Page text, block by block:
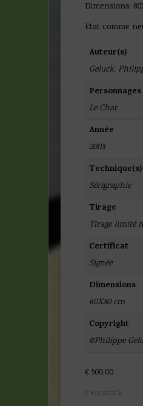
Dimensions:
Etat comme
Auteur(s)
Geluck,
Personnages
Le Chat
Année
2003
Technique(s)
Sérigraphie
Tirage
Tirage limité
Certificat
Signée
Dimensions
60X80 cm
Copyright
©Philippe
€ 500,00
1 en stock